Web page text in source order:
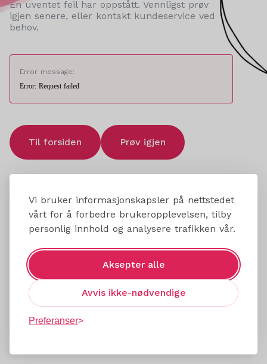
Vi bruker informasjonskapsler på nettstedet
vårt for å forbedre brukeropplevelsen, tilby
personlig innhold og analysere trafikken vår.
Aksepter alle
Avvis ikke-nødvendige
Preferanser
En uventet feil har oppstått. Vennligst prøv
igjen senere, eller kontakt kundeservice ved
behov.
Error message:
Error: Request failed
Til forsiden Prøv igjen